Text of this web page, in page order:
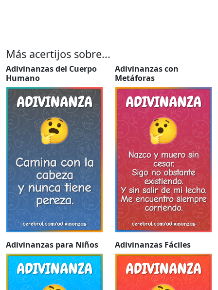
Más acertijos sobre...
Adivinanzas del Cuerpo
Humano
Adivinanzas con
Metáforas
Adivinanzas para Niños Adivinanzas Fáciles